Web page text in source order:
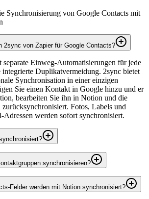
Synchronisierung von Google Contacts mit
2sync von Zapier für Google Contacts?
separate Einweg-Automatisierungen für jede
Duplikatvermeidung. 2sync bietet
Synchronisation in einer einzigen
Sie einen Kontakt in Google hinzu und er
bearbeiten Sie ihn in Notion und die
Fotos, Labels und
Adressen werden sofort synchronisiert.
synchronisieren?
Felder werden mit Notion synchronisiert?